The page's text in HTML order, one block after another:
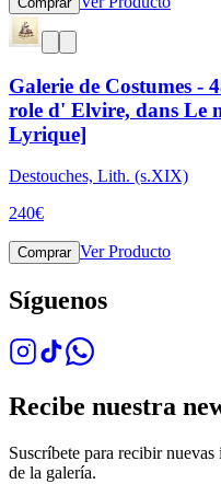
Galerie de Costumes -
role d' Elvire, dans Le
Lyrique]
Destouches, Lith. (s.XIX)
240€
Comprar Ver Producto
Síguenos
Recibe nuestra
Suscríbete para recibir
de la galería.